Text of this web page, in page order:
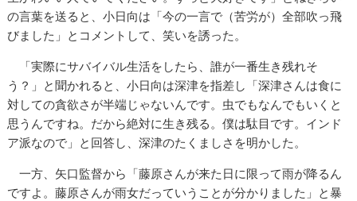
の言葉を送ると、小日向は「今の一言で（苦労が）全部吹っ飛
びました」とコメントして、笑いを誘った。
「実際にサバイバル生活をしたら、誰が一番生き残れそ
う？」と聞かれると、小日向は深津を指差し「深津さんは食に
対しての貪欲さが半端じゃないんです。虫でもなんでもいくと
思うんですね。だから絶対に生き残る。僕は駄目です。インド
ア派なので」と回答し、深津のたくましさを明かした。
一方、矢口監督から「藤原さんが来た日に限って雨が降るん
ですよ。藤原さんが雨女だっていうことが分かりました」と暴